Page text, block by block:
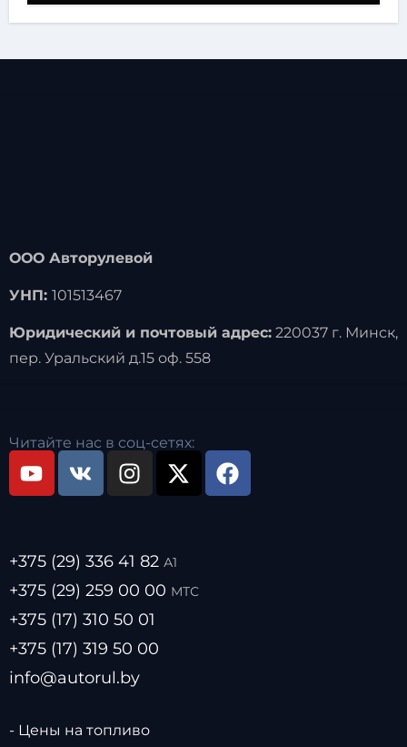
ООО Авторулевой
УНП: 101513467
Юридический и почтовый адрес:220037 г. Минск,
пер. Уральский д.15 оф. 558
Читайте нас в соц-сетях:
+375 (29) 336 41 82 А1
+375 (29) 259 00 00 МТС
+375 (17) 310 50 01
+375 (17) 319 50 00
info@autorul.by
- Цены на топливо